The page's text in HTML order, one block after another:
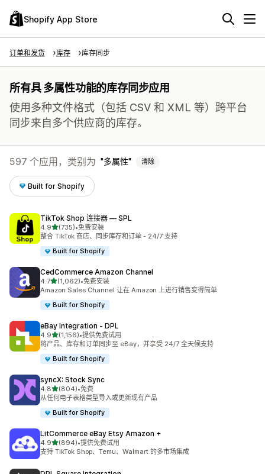
Shopify App Store
订单和发货 库存 库存同步
所有具 多属性功能的库存同步应用
使用多种文件格式（包括 CSV 和 XML 等）跨平台
同步来自多个供应商的库存。
597 个应用，类别为 多属性 清除
Built for Shopify
TikTok Shop 连接器 — SPL
4.9星（满分 5 星）
(735)
总共 735 条评论
•免费安装
整合 TikTok 商店、同步库存和订单 - 24/7 支持
Built for Shopify
CedCommerce Amazon Channel
4.7星（满分 5 星）
(1,062)
总共 1062 条评论
•免费安装
Amazon Sales Channel 让在 Amazon 上进行销售变得简单
Built for Shopify
eBay Integration ‑ DPL
4.9星（满分 5 星）
(1,156)
总共 1156 条评论
•提供免费试用
将产品、库存和订单同步至 eBay，并享受 24/7 全天候支持
Built for Shopify
syncX: Stock Sync
4.8星（满分 5 星）
(804)
总共 804 条评论
•免费
从任何电子表格类型导入或更新现有产品
Built for Shopify
LitCommerce eBay Etsy Amazon +
4.9星（满分 5 星）
(894)
总共 894 条评论
•提供免费试用
支持 TikTok Shop、Temu、Walmart 的多市场集成